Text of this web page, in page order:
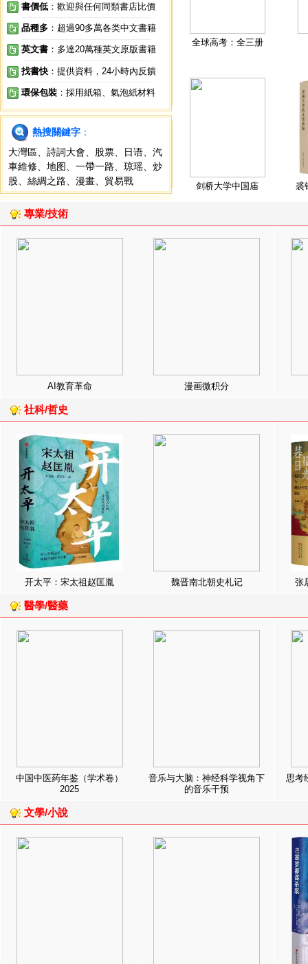
書價低 ：歡迎與任何同類書店比價
品種多 ：超過90多萬各类中文書籍
英文書 ：多達20萬種英文原版書籍
找書快 ：提供資料，24小時內反饋
環保包裝 ：採用紙箱、氣泡紙材料
熱搜關鍵字 ：
大灣區
詩詞大會 股票 日语
汽
車維修
地图 一帶一路 琼瑶
炒
股
絲綢之路 漫畫 貿易戰
全球高考：全三册
剑桥大学中国庙 裘
專業/技術
AI教育革命 漫画微积分
社科/哲史
开太平：宋太祖赵匡胤 魏晋南北朝史札记 张
醫學/醫藥
中国中医药年鉴（学术卷）
2025
音乐与大脑：神经科学视角下
的音乐干预
思考
文學/小說